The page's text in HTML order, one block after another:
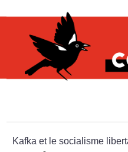
Kafka et le socialisme